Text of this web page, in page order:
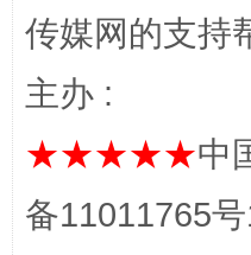
传媒网的支持
主办 :
★★★★★中
备11011765